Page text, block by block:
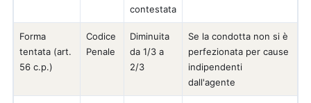
contestata
Forma
tentata (art.
56 c.p.)
Codice
Penale
Diminuita
da 1/3 a
2/3
Se la condotta non si è
perfezionata per cause
indipendenti
dall'agente